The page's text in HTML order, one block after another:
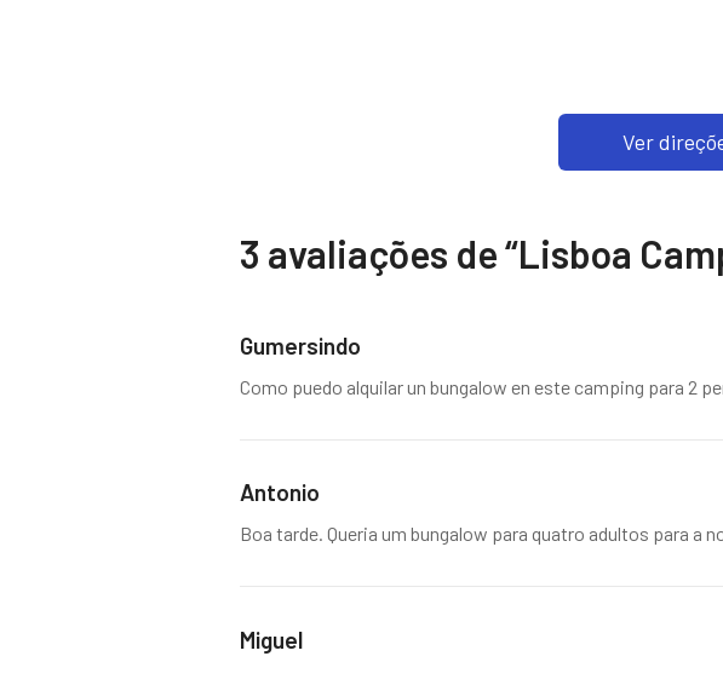
Ver
3 avaliações de “Lisboa
Gumersindo
Como puedo alquilar un bungalow en este camping para 2
Antonio
Boa tarde. Queria um bungalow para quatro adultos para a
Miguel